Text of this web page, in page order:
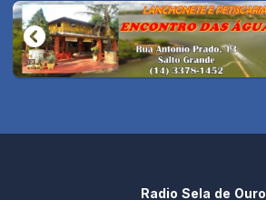
Radio Sela de Ouro